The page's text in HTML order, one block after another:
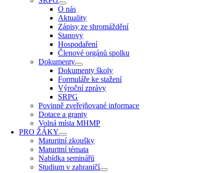
O nás
Aktuality
Zápisy ze shromáždění
Stanovy
Hospodaření
Členové orgánů spolku
Dokumenty
Dokumenty školy
Formuláře ke stažení
Výroční zprávy
SRPG
Povinně zveřejňované informace
Dotace a granty
Volná místa MHMP
PRO ŽÁKY
Maturitní zkoušky
Maturitní témata
Nabídka seminářů
Studium v zahraničí